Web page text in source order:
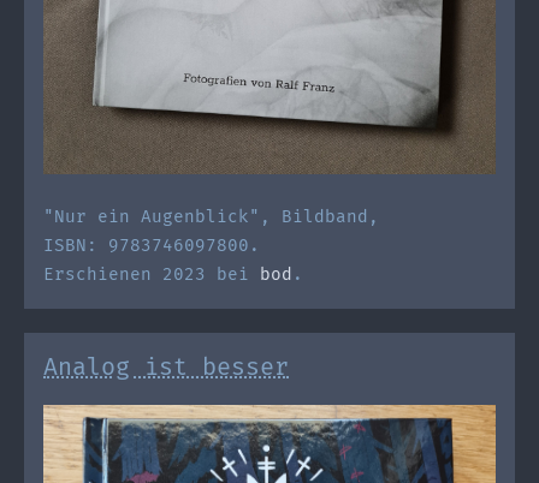
"Nur ein Augenblick", Bildband,
ISBN: 9783746097800.
Erschienen 2023 bei
bod .
Analog ist besser